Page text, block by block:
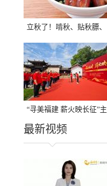
立秋了！啃秋、贴秋膘、
晒秋，福建人这样过才够
味→
“寻美福建 薪火映长征”主
题活动在龙岩长汀启动
最新视频